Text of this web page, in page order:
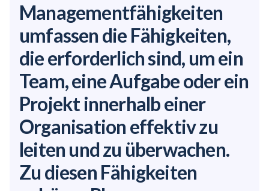
Managementfähigkeiten
umfassen die Fähigkeiten,
die erforderlich sind, um ein
Team, eine Aufgabe oder ein
Projekt innerhalb einer
Organisation effektiv zu
leiten und zu überwachen.
Zu diesen Fähigkeiten